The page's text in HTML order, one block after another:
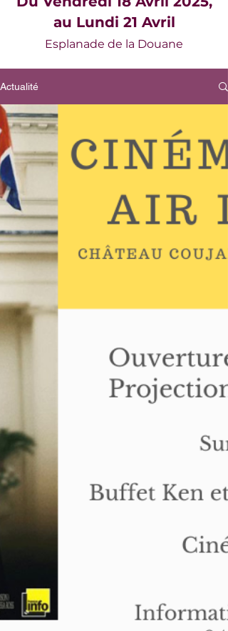
au Lundi 21 Avril
Esplanade de la Douane
Actualité